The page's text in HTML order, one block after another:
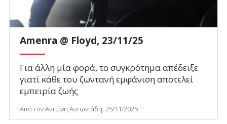
Amenra @ Floyd, 23/11/25
Για άλλη μία φορά, το συγκρότημα απέδειξε
γιατί κάθε του ζωντανή εμφάνιση αποτελεί
εμπειρία ζωής
Από τον Αντώνη Αντωνιάδη, 25/11/2025